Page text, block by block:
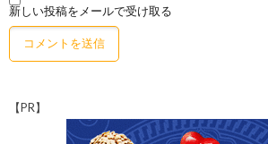
新しい投稿をメールで受け取る
【PR】